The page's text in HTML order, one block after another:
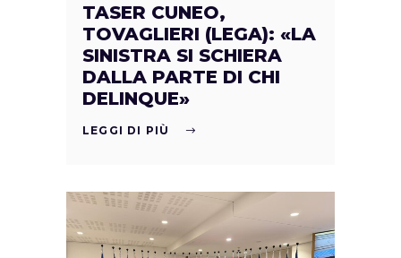
TASER CUNEO,
TOVAGLIERI (LEGA): «LA
SINISTRA SI SCHIERA
DALLA PARTE DI CHI
DELINQUE»
LEGGI DI PIÙ